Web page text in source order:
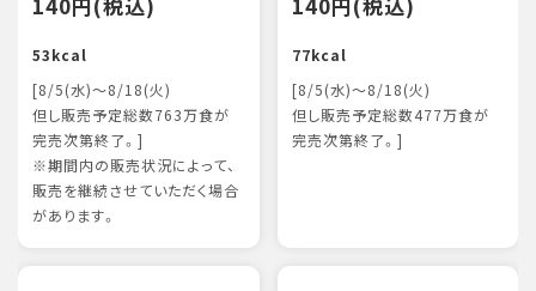
53kcal
[8/5(水)～8/18(火)
但し販売予定総数763万食が
完売次第終了。]
※期間内の販売状況によって、
販売を継続させていただく場合
があります。
77kcal
[8/5(水)～8/18(火)
但し販売予定総数477万食が
完売次第終了。]